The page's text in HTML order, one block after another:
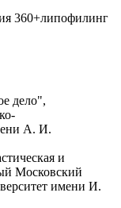
360+липофилинг
дело",
А. И.
и
Московский
имени И.